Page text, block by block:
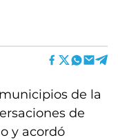
de la
de
y acordó